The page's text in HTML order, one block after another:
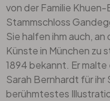
von der Familie
Stammschloss
Sie halfen ihm auch,
Künste in München zu
1894 bekannt. Er
Sarah Bernhardt für ihr
berühmtestes